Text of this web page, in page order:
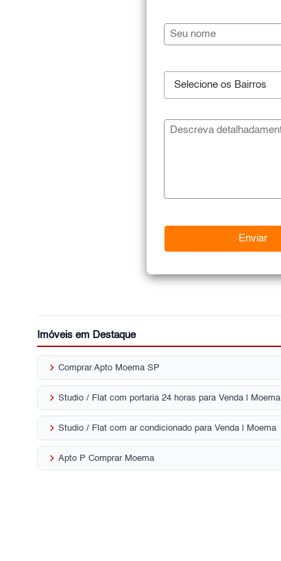
Selecione os Bairros
Imóveis em Destaque
keyboard_arrow_right Comprar Apto Moema SP
keyboard_arrow_right Studio / Flat com portaria 24 horas para Venda | Moema
keyboard_arrow_right Studio / Flat com ar condicionado para Venda | Moema
keyboard_arrow_right Apto P Comprar Moema